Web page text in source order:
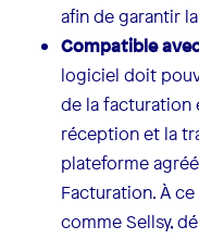
afin de garantir
Compatible
logiciel doit
de la facturation
réception et la
plateforme
Facturation. À
comme Sellsy,